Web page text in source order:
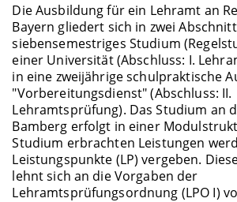
Die Ausbildung für ein Lehramt an
Bayern gliedert sich in zwei
siebensemestriges Studium
einer Universität (Abschluss: I.
in eine zweijährige schulpraktische
"Vorbereitungsdienst" (Abschluss: II.
Lehramtsprüfung). Das Studium an
Bamberg erfolgt in einer
Studium erbrachten Leistungen
Leistungspunkte (LP) vergeben.
lehnt sich an die Vorgaben der
Lehramtsprüfungsordnung (LPO I)